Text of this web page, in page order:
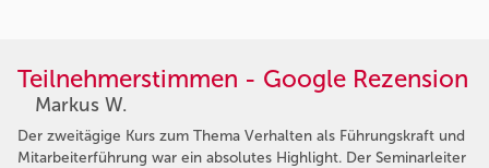
Teilnehmerstimmen - Google Rezension
Markus W.
Der zweitägige Kurs zum Thema Verhalten als Führungskraft und
Mitarbeiterführung war ein absolutes Highlight. Der Seminarleiter